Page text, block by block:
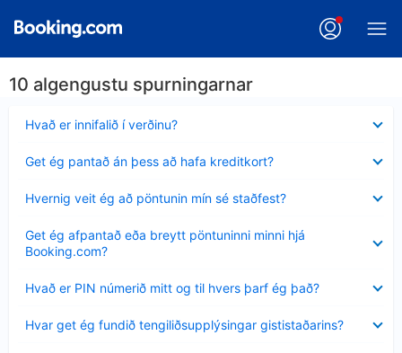
10 algengustu spurningarnar
Hvað er innifalið í verðinu?
sýnt
Get ég pantað án þess að hafa kreditkort?
sýnt
Hvernig veit ég að pöntunin mín sé staðfest?
sýnt
Get ég afpantað eða breytt pöntuninni minni hjá
Booking.com?
sýnt
Hvað er PIN númerið mitt og til hvers þarf ég það?
sýnt
Hvar get ég fundið tengiliðsupplýsingar gististaðarins?
sýnt